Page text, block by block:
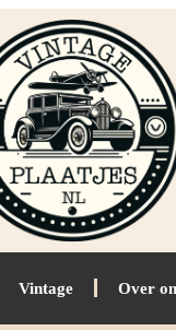
Vintage Over